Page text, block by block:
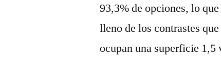
93,3% de opciones, lo
lleno de los contrastes
ocupan una superficie 1,5